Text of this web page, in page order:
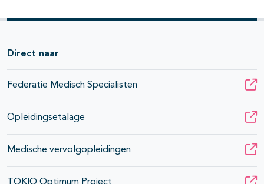
Direct naar
Federatie Medisch Specialisten
Opleidingsetalage
Medische vervolgopleidingen